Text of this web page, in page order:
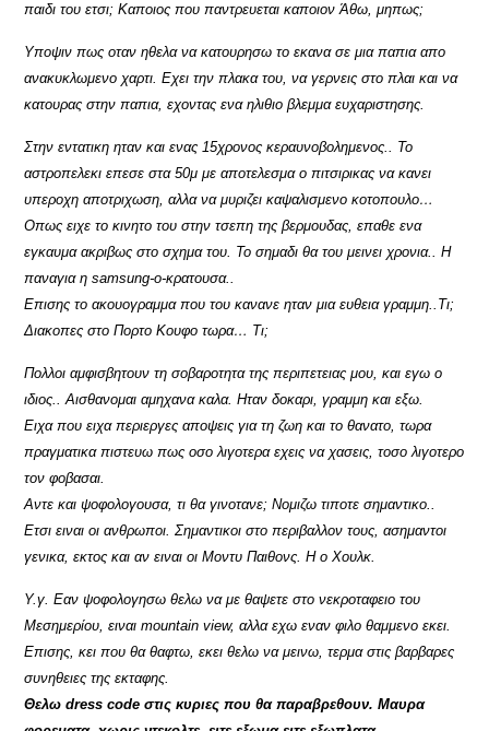
παιδι του ετσι; Καποιος που παντρευεται καποιον Άθω, μηπως;
Υποψιν πως οταν ηθελα να κατουρησω το εκανα σε μια παπια απο
ανακυκλωμενο χαρτι. Εχει την πλακα του, να γερνεις στο πλαι και να
κατουρας στην παπια, εχοντας ενα ηλιθιο βλεμμα ευχαριστησης.
Στην εντατικη ηταν και ενας 15χρονος κεραυνοβολημενος.. Το
αστροπελεκι επεσε στα 50μ με αποτελεσμα ο πιτσιρικας να κανει
υπεροχη αποτριχωση, αλλα να μυριζει καψαλισμενο κοτοπουλο…
Οπως ειχε το κινητο του στην τσεπη της βερμουδας, επαθε ενα
εγκαυμα ακριβως στο σχημα του. Το σημαδι θα του μεινει χρονια.. Η
παναγια η samsung-ο-κρατουσα..
Επισης το ακουογραμμα που του κανανε ηταν μια ευθεια γραμμη..Τι;
Διακοπες στο Πορτο Κουφο τωρα… Τι;
Πολλοι αμφισβητουν τη σοβαροτητα της περιπετειας μου, και εγω ο
ιδιος.. Αισθανομαι αμηχανα καλα. Ηταν δοκαρι, γραμμη και εξω.
Ειχα που ειχα περιεργες αποψεις για τη ζωη και το θανατο, τωρα
πραγματικα πιστευω πως οσο λιγοτερα εχεις να χασεις, τοσο λιγοτερο
τον φοβασαι.
Αντε και ψοφολογουσα, τι θα γινοτανε; Νομιζω τιποτε σημαντικο..
Ετσι ειναι οι ανθρωποι. Σημαντικοι στο περιβαλλον τους, ασημαντοι
γενικα, εκτος και αν ειναι οι Μοντυ Παιθονς. Η ο Χουλκ.
Υ.γ. Εαν ψοφολογησω θελω να με θαψετε στο νεκροταφειο του
Μεσημερίου, ειναι mountain view, αλλα εχω εναν φιλο θαμμενο εκει.
Επισης, κει που θα θαφτω, εκει θελω να μεινω, τερμα στις βαρβαρες
συνηθειες της εκταφης.
Θελω dress code στις κυριες που θα παραβρεθουν. Μαυρα